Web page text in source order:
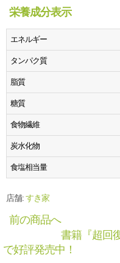
栄養成分表示
エネルギー
タンパク質
脂質
糖質
食物繊維
炭水化物
食塩相当量
店舗:すき家
前の商品へ
書籍『超回
で好評発売中！